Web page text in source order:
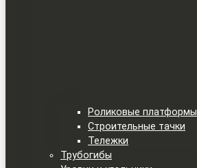
Роликовые платформы
Строительные тачки
Тележки
Трубогибы